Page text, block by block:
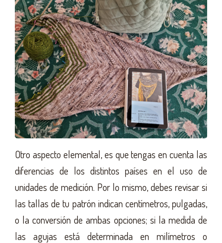
Otro aspecto elemental, es que tengas en cuenta las
diferencias de los distintos países en el uso de
unidades de medición. Por lo mismo, debes revisar si
las tallas de tu patrón indican centímetros, pulgadas,
o la conversión de ambas opciones; si la medida de
las agujas está determinada en milímetros o